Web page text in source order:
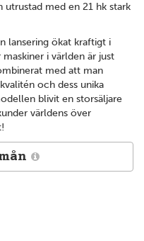
med en 21 hk stark
lansering ökat kraftigt i
i världen är just
med att man
och dess unika
blivit en storsäljare
världens över